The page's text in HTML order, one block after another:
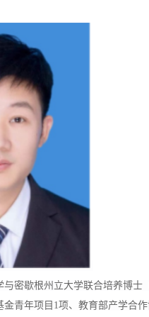
与密歇根州立大学联合培养博士
青年项目1项、教育部产学合